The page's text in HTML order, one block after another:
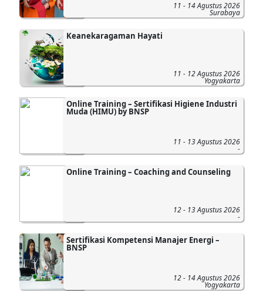
11 - 14 Agustus 2026
Surabaya
Keanekaragaman Hayati
11 - 12 Agustus 2026
Yogyakarta
Online Training – Sertifikasi Higiene Industri
Muda (HIMU) by BNSP
11 - 13 Agustus 2026
-
Online Training – Coaching and Counseling
12 - 13 Agustus 2026
-
Sertifikasi Kompetensi Manajer Energi –
BNSP
12 - 14 Agustus 2026
Yogyakarta